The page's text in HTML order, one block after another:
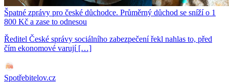
Špatné zprávy pro české důchodce. Průměrný důchod se sníží o 1
800 Kč a zase to odnesou
Ředitel České správy sociálního zabezpečení řekl nahlas to, před
čím ekonomové varují […]
Spotřebitelov.cz